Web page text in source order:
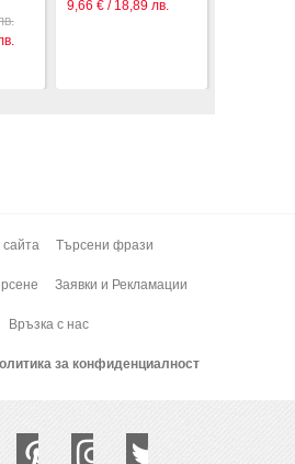
9,66 € / 18,89 лв.
сайта Търсени фрази
Заявки и Рекламации
Връзка с нас
за конфиденциалност